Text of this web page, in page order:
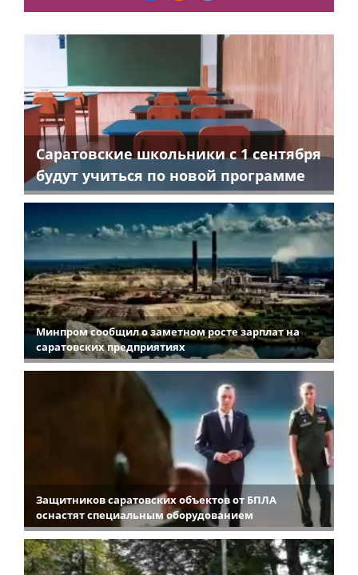
Саратовские школьники с 1 сентября
будут учиться по новой программе
Минпром сообщил о заметном росте зарплат на
саратовских предприятиях
Защитников саратовских объектов от БПЛА
оснастят специальным оборудованием